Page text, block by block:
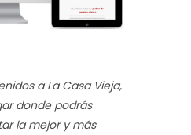
a La Casa Vieja,
donde podrás
la mejor y más